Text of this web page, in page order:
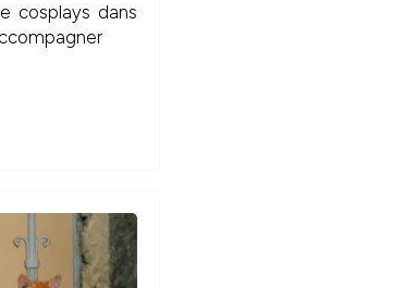
cosplays dans